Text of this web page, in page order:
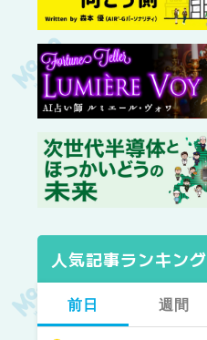
人気記事ランキング
前日 週間